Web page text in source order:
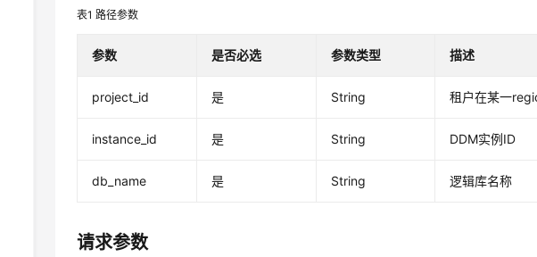
表1路径参数
参数 是否必选 参数类型 描述
project_id 是 String 租户在某一
instance_id 是 String DDM实例ID
db_name 是 String 逻辑库名称
请求参数